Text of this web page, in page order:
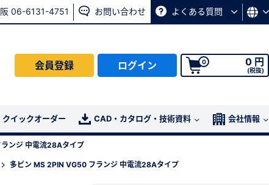
06-6131-4751 お問い合わせ よくある質問
会員登録 ログイン 0 0 円
(税抜)
クイックオーダー CAD・カタログ・技術資料 会社情報
ンジ 中電流28Aタイプ
多ピン MS 2PIN VG50 フランジ 中電流28Aタイプ
の方はこちら
ログイン